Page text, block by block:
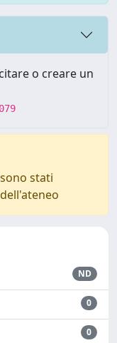
o creare un
stati
ND
0
0